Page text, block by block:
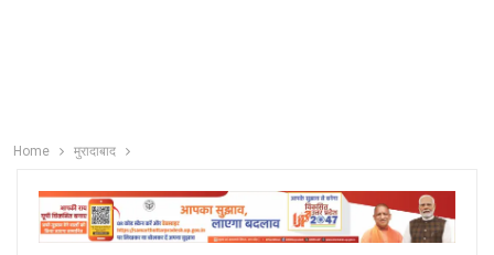
Home मुरादाबाद